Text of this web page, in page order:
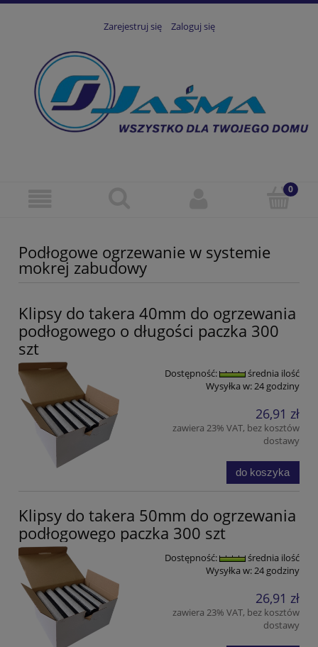
Zarejestruj się Zaloguj się
Podłogowe ogrzewanie w systemie
mokrej zabudowy
Klipsy do takera 40mm do ogrzewania
podłogowego o długości paczka 300
szt
Dostępność:
średnia ilość
Wysyłka w:24 godziny
26,91 zł
zawiera 23% VAT, bez kosztów
dostawy
do koszyka
Klipsy do takera 50mm do ogrzewania
podłogowego paczka 300 szt
Dostępność:
średnia ilość
Wysyłka w:24 godziny
26,91 zł
zawiera 23% VAT, bez kosztów
dostawy